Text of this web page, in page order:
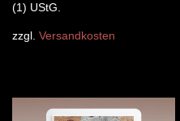
(1) UStG.
zzgl. Versandkosten